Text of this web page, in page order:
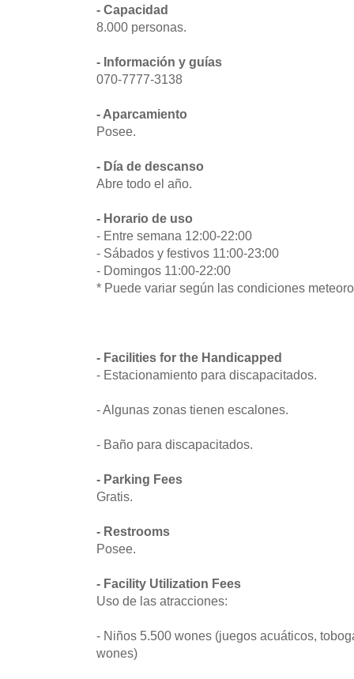
- Capacidad
8.000 personas.
- Información y guías
070-7777-3138
- Aparcamiento
Posee.
- Día de descanso
Abre todo el año.
- Horario de uso
- Entre semana 12:00-22:00
- Sábados y festivos 11:00-23:00
- Domingos 11:00-22:00
* Puede variar según las condiciones
- Facilities for the Handicapped
- Estacionamiento para discapacitados.
- Algunas zonas tienen escalones.
- Baño para discapacitados.
- Parking Fees
Gratis.
- Restrooms
Posee.
- Facility Utilization Fees
Uso de las atracciones:
- Niños 5.500 wones (juegos acuáticos,
wones)